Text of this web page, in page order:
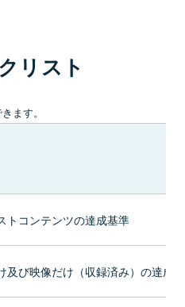
リスト
ます。
トコンテンツの達成基準
及び映像だけ（収録済み）の達成